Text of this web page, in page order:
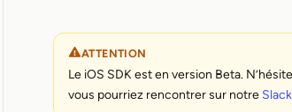
iOS SDK ⁠-⁠
ATTENTION
Le iOS SDK est en version Beta.
vous pourriez rencontrer sur notre Slack